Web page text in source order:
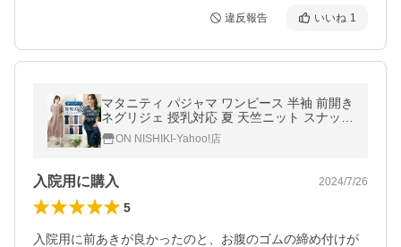
違反報告 いいね 1
マタニティ パジャマ ワンピース 半袖 前開き
ネグリジェ 授乳対応 夏 天竺ニット スナップ
ボタン ロング丈 無地 授乳 産前 産後 入院 v2
-76407all 圧縮
ON NISHIKI-Yahoo!店
入院用に購入 2024/7/26
5
入院用に前あきが良かったのと、お腹のゴムの締め付けが